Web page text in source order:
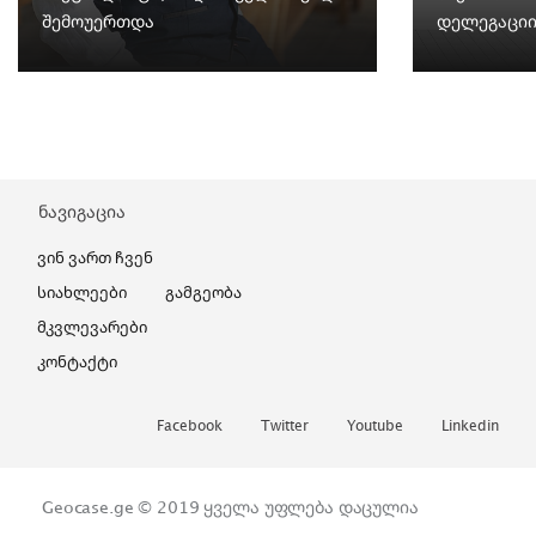
შემოუერთდა
ნავიგაცია
Ვინ Ვართ Ჩვენ
Სიახლეები
Გამგეობა
Მკვლევარები
Კონტაქტი
Facebook Twitter Youtube Linkedin
Geocase.ge © 2019 ყველა უფლება დაცულია